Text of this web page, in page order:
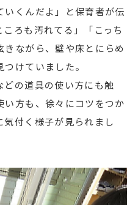
いくんだよ」と保育者が伝
ろも汚れてる」「こっち
きながら、壁や床とにらめ
けていました。
の道具の使い方にも触
方も、徐々にコツをつか
付く様子が見られまし